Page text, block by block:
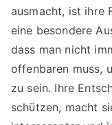
ausmacht, ist ihre
eine besondere
dass man nicht
offenbaren muss,
zu sein. Ihre
schützen, macht